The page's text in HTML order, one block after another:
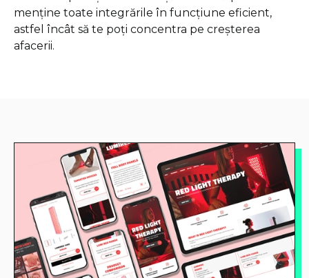
menține toate integrările în funcțiune eficient,
astfel încât să te poți concentra pe creșterea
afacerii.